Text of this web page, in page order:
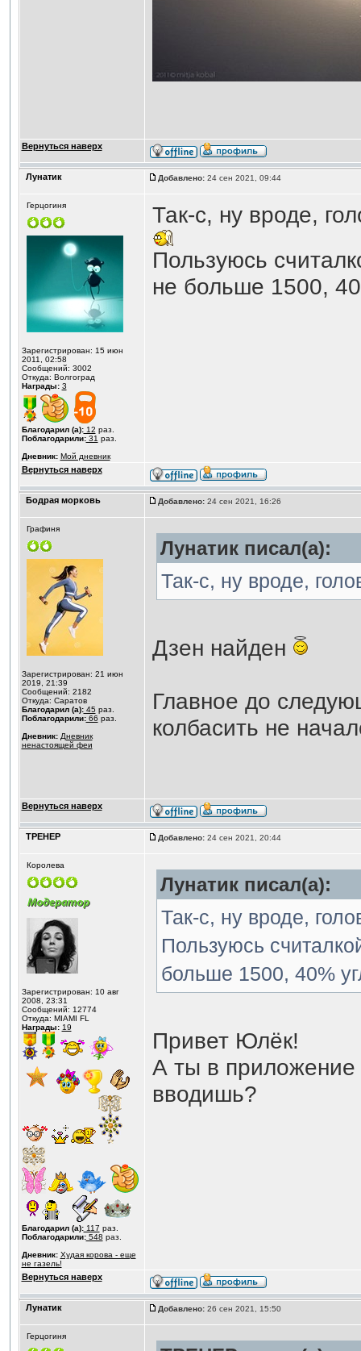
Вернуться наверх
Лунатик Добавлено:24 сен 2021, 09:44
Герцогиня
Зарегистрирован: 15 июн
2011, 02:58
Сообщений: 3002
Откуда: Волгоград
Награды: 3
Благодарил (а):12 раз.
Поблагодарили:31 раз.
Дневник: Мой дневник
Так-с, ну вроде,
Пользуюсь
не больше 1500,
Вернуться наверх
Бодрая морковь Добавлено:24 сен 2021, 16:26
Графиня
Зарегистрирован: 21 июн
2019, 21:39
Сообщений: 2182
Откуда: Саратов
Благодарил (а):45 раз.
Поблагодарили:66 раз.
Дневник: Дневник
ненастоящей феи
Лунатик писал(а):
Так-с, ну вроде,
Дзен найден
Главное до
колбасить не
Вернуться наверх
ТРЕНЕР Добавлено:24 сен 2021, 20:44
Королева
Зарегистрирован: 10 авг
2008, 23:31
Сообщений: 12774
Откуда: MIAMI FL
Награды: 19
Благодарил (а):117 раз.
Поблагодарили:548 раз.
Дневник: Худая корова - еще
не газель!
Лунатик писал(а):
Так-с, ну вроде,
Пользуюсь
больше 1500, 40%
Привет Юлёк!
А ты в приложение
вводишь?
Вернуться наверх
Лунатик Добавлено:26 сен 2021, 15:50
Герцогиня